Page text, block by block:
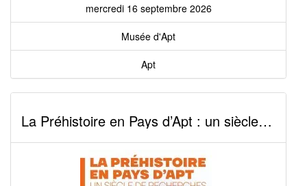
mercredi 16 septembre 2026
Musée d'Apt
Apt
La Préhistoire en Pays d’Apt : un siècle de recherches